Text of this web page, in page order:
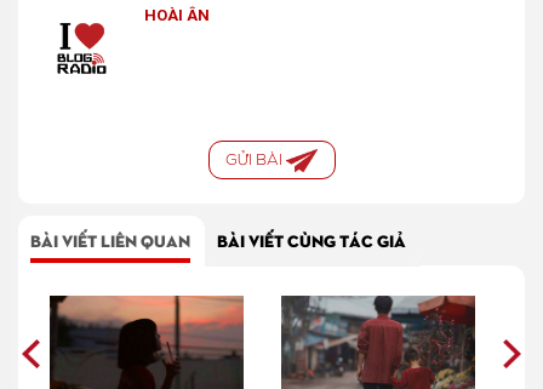
HOÀI ÂN
GỬI BÀI
BÀI VIẾT LIÊN QUAN BÀI VIẾT CÙNG TÁC GIẢ